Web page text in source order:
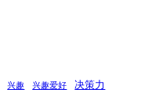
兴趣 兴趣爱好 决策力